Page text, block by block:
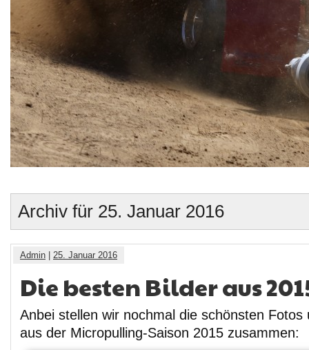
Archiv für 25. Januar 2016
Admin 25. Januar 2016
Die besten Bilder aus
Anbei stellen wir nochmal die schönsten Fotos
aus der Micropulling-Saison 2015 zusammen: